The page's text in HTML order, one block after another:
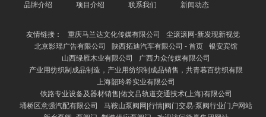
品牌介绍 项目介绍 联系我们 新闻动态
友情链接： 重庆马兰达文化传媒有限公司
尘滚滚网-新发现新视觉
北京影瑶广告有限公司
陕西拓迪汽车有限公司 - 首页
银安宾馆
山西绿雁木业有限公司
广西力众传媒有限公司
产业用纺织制成品制造，产业用纺织制成品销售，共青暮百纺织有限
上海韶玲希实业有限公司
铁路专业设备及器材销售|佑文吕轨道交通技术(上海)有限公司
埇桥区意强汽配有限公司
马鞍山泵阀网|行情|阀门交易-泵阀行业门户网站